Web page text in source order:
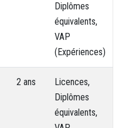
Diplômes
équivalents,
VAP
(Expériences)
2 ans
Licences,
Diplômes
équivalents,